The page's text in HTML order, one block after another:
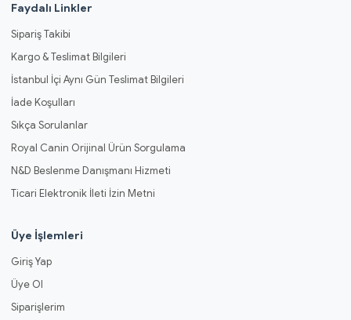
Faydalı Linkler
Sipariş Takibi
Kargo & Teslimat Bilgileri
İstanbul İçi Aynı Gün Teslimat Bilgileri
İade Koşulları
Sıkça Sorulanlar
Royal Canin Orijinal Ürün Sorgulama
N&D Beslenme Danışmanı Hizmeti
Ticari Elektronik İleti İzin Metni
Üye İşlemleri
Giriş Yap
Üye Ol
Siparişlerim